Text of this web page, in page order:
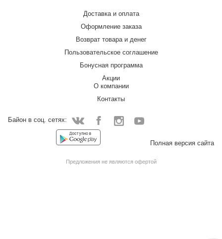
Доставка и оплата
Оформление заказа
Возврат товара и денег
Пользовательское соглашение
Бонусная программа
Акции
О компании
Контакты
Байон в соц. сетях:
VkontakteFacebook
Полная версия сайта
Предложения не являются офертой